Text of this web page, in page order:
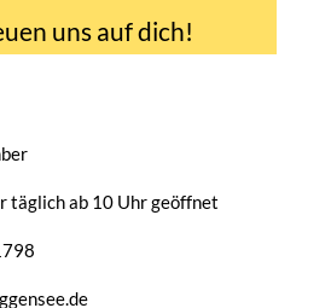
uns auf dich!
täglich ab 10 Uhr geöffnet